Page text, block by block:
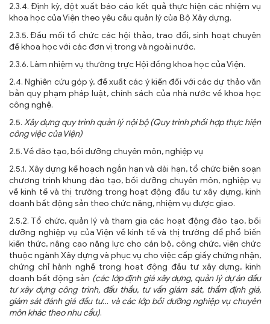
2.3.4. Định kỳ, đột xuất báo cáo kết quả thực hiện các nhiệm vụ
khoa học của Viện theo yêu cầu quản lý của Bộ Xây dựng.
2.3.5. Đầu mối tổ chức các hội thảo, trao đổi, sinh hoạt chuyên
đề khoa học với các đơn vị trong và ngoài nước.
2.3.6. Làm nhiệm vụ thường trực Hội đồng khoa học của Viện.
2.4. Nghiên cứu góp ý, đề xuất các ý kiến đối với các dự thảo văn
bản quy phạm pháp luật, chính sách của nhà nước về khoa học
công nghệ.
2.5.Xây dựng quy trình quản lý nội bộ (Quy trình phối hợp thực hiện
công việc của Viện)
2.5. Về đào tạo, bồi dưỡng chuyên môn, nghiệp vụ
2.5.1. Xây dựng kế hoạch ngắn hạn và dài hạn, tổ chức biên soạn
chương trình khung đào tạo, bồi dưỡng chuyên môn, nghiệp vụ
về kinh tế và thị trường trong hoạt động đầu tư xây dựng, kinh
doanh bất động sản theo chức năng, nhiệm vụ được giao.
2.5.2. Tổ chức, quản lý và tham gia các hoạt động đào tạo, bồi
dưỡng nghiệp vụ của Viện về kinh tế và thị trường để phổ biến
kiến thức, nâng cao năng lực cho cán bộ, công chức, viên chức
thuộc ngành Xây dựng và phục vụ cho việc cấp giấy chứng nhận,
chứng chỉ hành nghề trong hoạt động đầu tư xây dựng, kinh
doanh bất động sản (các lớp định giá xây dựng, quản lý dự án đầu
tư xây dựng công trình, đấu thầu, tư vấn giám sát, thẩm định giá,
giám sát đánh giá đầu tư… và các lớp bồi dưỡng nghiệp vụ chuyên
môn khác theo nhu cầu).